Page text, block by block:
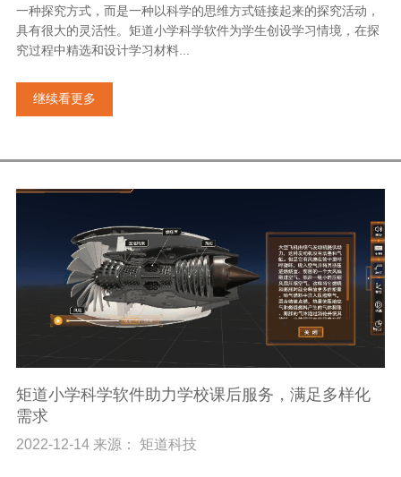
一种探究方式，而是一种以科学的思维方式链接起来的探究活动，
具有很大的灵活性。矩道小学科学软件为学生创设学习情境，在探
究过程中精选和设计学习材料...
继续看更多
矩道小学科学软件助力学校课后服务，满足多样化
需求
2022-12-14 来源： 矩道科技